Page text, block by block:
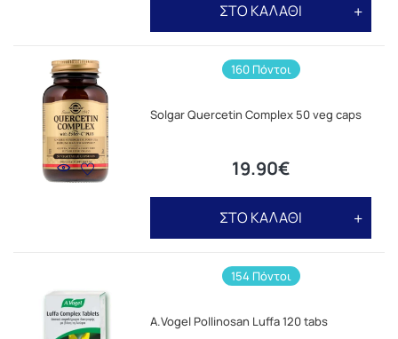
ΣΤΟ ΚΑΛΑΘΙ
160 Πόντοι
Solgar Quercetin Complex 50 veg caps
19.90€
ΣΤΟ ΚΑΛΑΘΙ
154 Πόντοι
A.Vogel Pollinosan Luffa 120 tabs